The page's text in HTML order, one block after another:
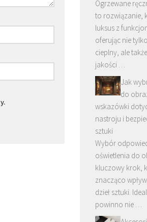
Ogrzewane
to rozwiązanie,
luksus z
oferując nie
cieplny, ale
jakości …
Jak
do
wskazówki
nastroju i
sztuki
Wybór
oświetlenia do
kluczowy krok,
znacząco
dzieł sztuki.
powinno nie …